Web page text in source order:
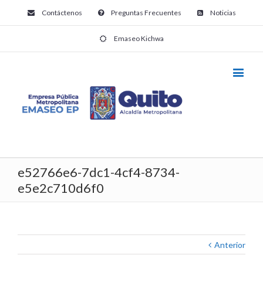
Contáctenos Preguntas Frecuentes Noticias
Emaseo Kichwa
e52766e6-7dc1-4cf4-8734-
e5e2c710d6f0
Anterior